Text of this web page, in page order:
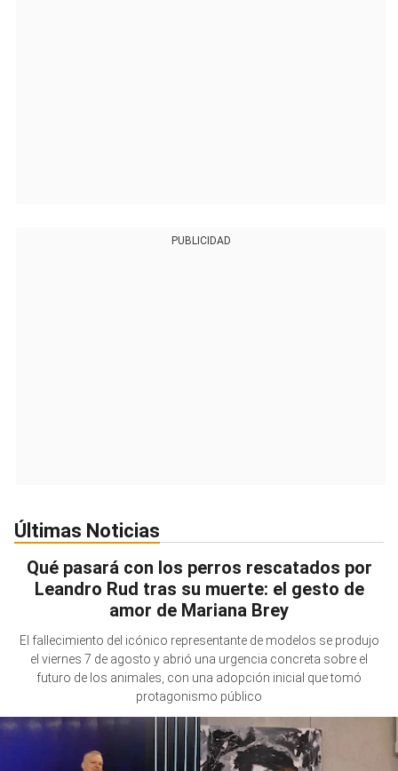
PUBLICIDAD
Últimas Noticias
Qué pasará con los perros rescatados por
Leandro Rud tras su muerte: el gesto de
amor de Mariana Brey
El fallecimiento del icónico representante de modelos se produjo
el viernes 7 de agosto y abrió una urgencia concreta sobre el
futuro de los animales, con una adopción inicial que tomó
protagonismo público